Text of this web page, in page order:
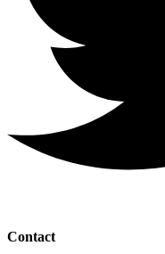
Contact